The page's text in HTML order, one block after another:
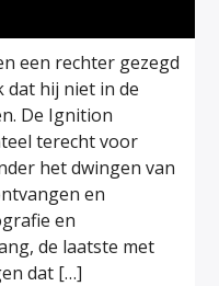
een rechter gezegd
dat hij niet in de
De Ignition
terecht voor
het dwingen van
en
en
de laatste met
dat […]